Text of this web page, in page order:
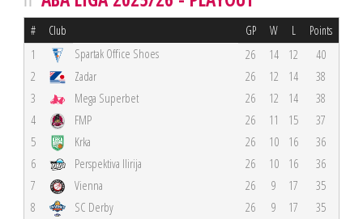
# Club GP W L Points
1 Spartak Office Shoes 26 14 12
40
2
Zadar 26 12 14
38
3
Mega Superbet 26 12 14
38
4
FMP 26 11 15
37
5
Krka 26 10 16
36
6
Perspektiva Ilirija 26 10 16
36
7
Vienna 26 9 17
35
8
SC Derby 26 9 17
35